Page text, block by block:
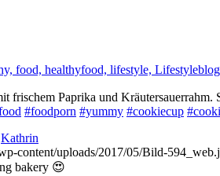
frischem Paprika und
#foodporn #yummy #cookiecup
Kathrin
content/uploads/2017/05/Bild-
bakery 😍